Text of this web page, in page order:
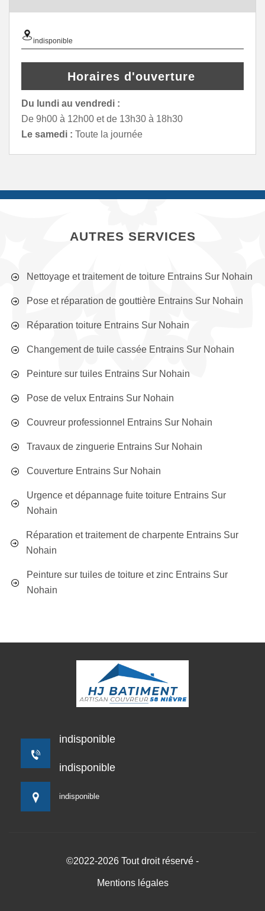
indisponible
Horaires d'ouverture
Du lundi au vendredi :
De 9h00 à 12h00 et de 13h30 à 18h30
Le samedi : Toute la journée
AUTRES SERVICES
Nettoyage et traitement de toiture Entrains Sur Nohain
Pose et réparation de gouttière Entrains Sur Nohain
Réparation toiture Entrains Sur Nohain
Changement de tuile cassée Entrains Sur Nohain
Peinture sur tuiles Entrains Sur Nohain
Pose de velux Entrains Sur Nohain
Couvreur professionnel Entrains Sur Nohain
Travaux de zinguerie Entrains Sur Nohain
Couverture Entrains Sur Nohain
Urgence et dépannage fuite toiture Entrains Sur
Nohain
Réparation et traitement de charpente Entrains Sur
Nohain
Peinture sur tuiles de toiture et zinc Entrains Sur
Nohain
indisponible
indisponible
indisponible
©2022-2026 Tout droit réservé -
Mentions légales